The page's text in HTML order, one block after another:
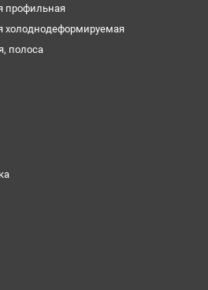
профильная
холоднодеформируемая
полоса